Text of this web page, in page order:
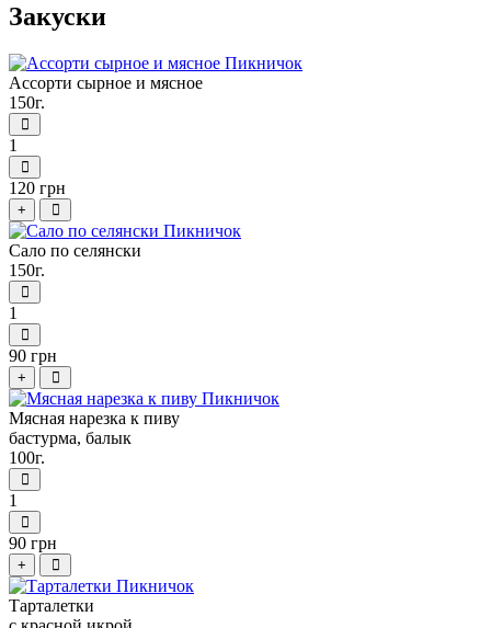
Закуски
Ассорти сырное и мясное
150г.
1
120 грн
+
Сало по селянски
150г.
1
90 грн
+
Мясная нарезка к пиву
бастурма, балык
100г.
1
90 грн
+
Тарталетки